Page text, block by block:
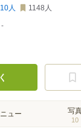
10人 1148 人
-
ュー 写
10